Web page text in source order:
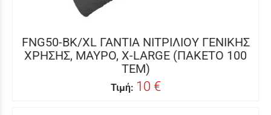
FNG50-BK/XL ΓΑΝΤΙΑ ΝΙΤΡΙΛΙΟΥ ΓΕΝΙΚΗΣ
ΧΡΗΣΗΣ, ΜΑΥΡΟ, X-LARGE (ΠΑΚΕΤΟ 100
ΤΕΜ)
Τιμή: 10 €